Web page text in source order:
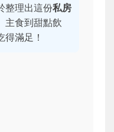
整理出這份私房
主食到甜點飲
滿足！